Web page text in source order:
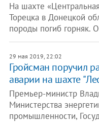
На шахте
Торецка в Донецкой
породы погиб горняк.
29 мая 2019, 22:02
Гройсман поручил
аварии на шахте
Премьер-министр
Министерства
промышленности,